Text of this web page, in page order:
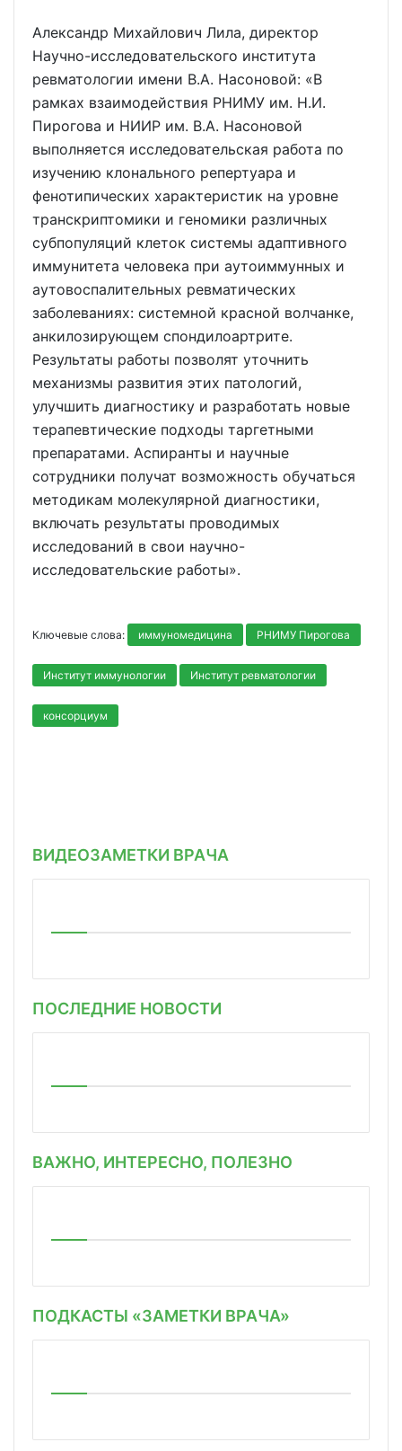
Александр Михайлович Лила, директор
Научно-исследовательского института
ревматологии имени В.А. Насоновой: «В
рамках взаимодействия РНИМУ им. Н.И.
Пирогова и НИИР им. В.А. Насоновой
выполняется исследовательская работа по
изучению клонального репертуара и
фенотипических характеристик на уровне
транскриптомики и геномики различных
субпопуляций клеток системы адаптивного
иммунитета человека при аутоиммунных и
аутовоспалительных ревматических
заболеваниях: системной красной волчанке,
анкилозирующем спондилоартрите.
Результаты работы позволят уточнить
механизмы развития этих патологий,
улучшить диагностику и разработать новые
терапевтические подходы таргетными
препаратами. Аспиранты и научные
сотрудники получат возможность обучаться
методикам молекулярной диагностики,
включать результаты проводимых
исследований в свои научно-
исследовательские работы».
Ключевые слова: иммуномедицина РНИМУ Пирогова
Институт иммунологии Институт ревматологии
консорциум
ВИДЕОЗАМЕТКИ ВРАЧА
ПОСЛЕДНИЕ НОВОСТИ
ВАЖНО, ИНТЕРЕСНО, ПОЛЕЗНО
ПОДКАСТЫ «ЗАМЕТКИ ВРАЧА»